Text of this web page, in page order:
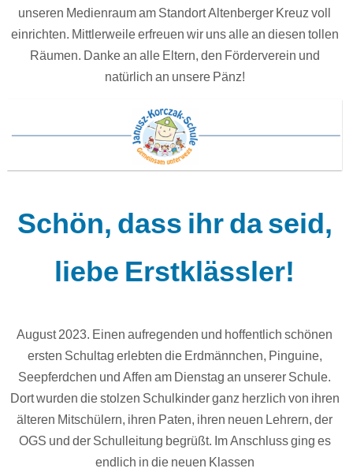
unseren Medienraum am Standort Altenberger Kreuz voll
einrichten. Mittlerweile erfreuen wir uns alle an diesen tollen
Räumen. Danke an alle Eltern, den Förderverein und
natürlich an unsere Pänz!
Schön, dass ihr da seid,
liebe Erstklässler!
August 2023. Einen aufregenden und hoffentlich schönen
ersten Schultag erlebten die Erdmännchen, Pinguine,
Seepferdchen und Affen am Dienstag an unserer Schule.
Dort wurden die stolzen Schulkinder ganz herzlich von ihren
älteren Mitschülern, ihren Paten, ihren neuen Lehrern, der
OGS und der Schulleitung begrüßt. Im Anschluss ging es
endlich in die neuen Klassen